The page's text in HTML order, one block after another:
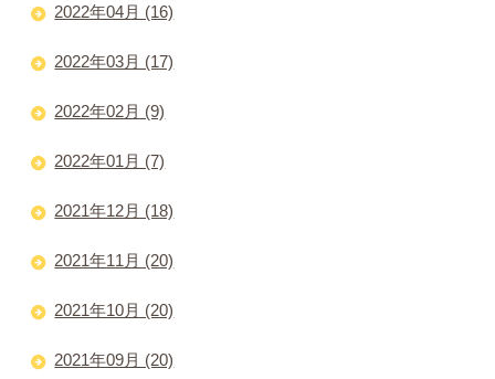
2022年04月 (16)
2022年03月 (17)
2022年02月 (9)
2022年01月 (7)
2021年12月 (18)
2021年11月 (20)
2021年10月 (20)
2021年09月 (20)